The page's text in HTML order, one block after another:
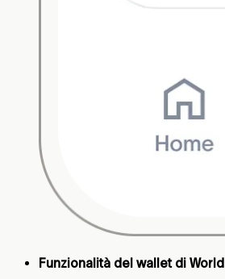
Funzionalità del wallet di World